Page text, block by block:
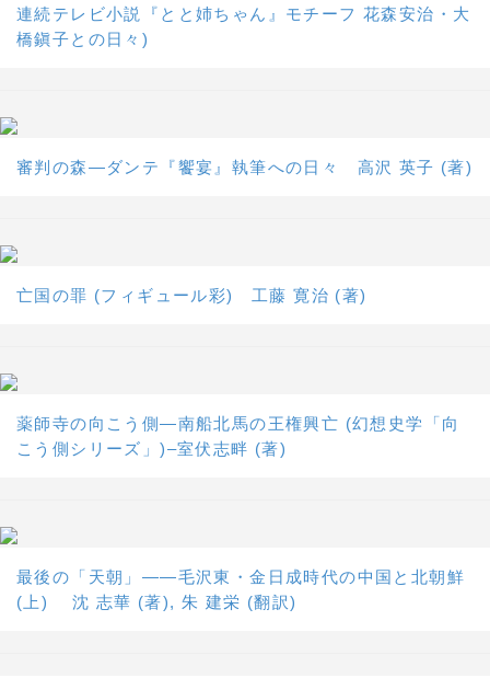
連続テレビ小説『とと姉ちゃん』モチーフ 花森安治・大
橋鎭子との日々)
審判の森―ダンテ『饗宴』執筆への日々 高沢 英子 (著)
亡国の罪 (フィギュール彩) 工藤 寛治 (著)
薬師寺の向こう側―南船北馬の王権興亡 (幻想史学「向
こう側シリーズ」)–室伏志畔 (著)
最後の「天朝」――毛沢東・金日成時代の中国と北朝鮮
(上) 沈 志華 (著), 朱 建栄 (翻訳)